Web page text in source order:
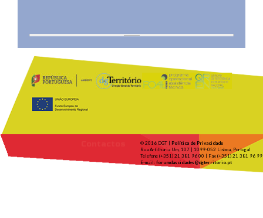
© 2016 DGT | Política de Privacidade
Rua Artilharia Um, 107 | 1099-052 Lisboa, Portugal
Telefone (+351) 21 381 96 00 | Fax (+351) 21 381 96 99
E-mail: forumdascidades@dgterritorio.pt